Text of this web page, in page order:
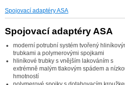
Spojovací adaptéry ASA
Spojovací adaptéry ASA
moderní potrubní systém tvořený
trubkami a polymerovými spojkami
hliníkové trubky s vnějším lakováním s
extrémně malým tlakovým spádem a
hmotností